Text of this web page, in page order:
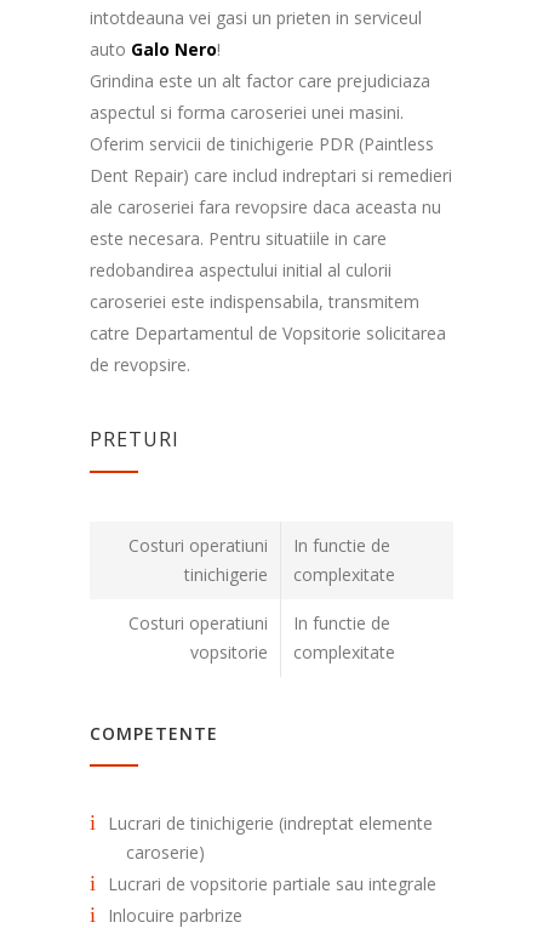
intotdeauna vei gasi un prieten in serviceul
auto Galo Nero!
Grindina este un alt factor care prejudiciaza
aspectul si forma caroseriei unei masini.
Oferim servicii de tinichigerie PDR (Paintless
Dent Repair) care includ indreptari si remedieri
ale caroseriei fara revopsire daca aceasta nu
este necesara. Pentru situatiile in care
redobandirea aspectului initial al culorii
caroseriei este indispensabila, transmitem
catre Departamentul de Vopsitorie solicitarea
de revopsire.
PRETURI
Costuri operatiuni
tinichigerie
In functie de
complexitate
Costuri operatiuni
vopsitorie
In functie de
complexitate
COMPETENTE
Lucrari de tinichigerie (indreptat elemente
caroserie)
Lucrari de vopsitorie partiale sau integrale
Inlocuire parbrize